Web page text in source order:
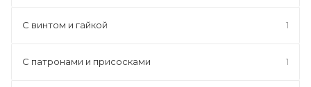
С винтом и гайкой 1
С патронами и присосками 1